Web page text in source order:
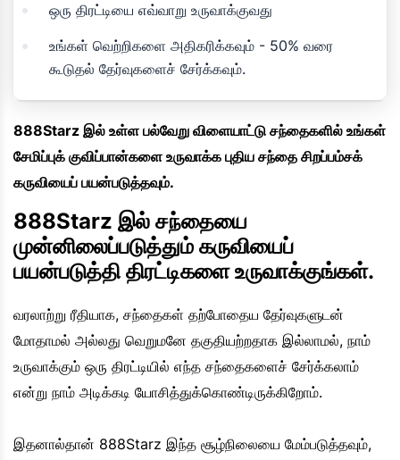
ஒரு திரட்டியை எவ்வாறு உருவாக்குவது
உங்கள் வெற்றிகளை அதிகரிக்கவும் - 50% வரை
கூடுதல் தேர்வுகளைச் சேர்க்கவும்.
888Starz இல் உள்ள பல்வேறு விளையாட்டு சந்தைகளில் உங்கள்
சேமிப்புக் குவிப்பான்களை உருவாக்க புதிய சந்தை சிறப்பம்சக்
கருவியைப் பயன்படுத்தவும்.
888Starz இல் சந்தையை
முன்னிலைப்படுத்தும் கருவியைப்
பயன்படுத்தி திரட்டிகளை உருவாக்குங்கள்.
வரலாற்று ரீதியாக, சந்தைகள் தற்போதைய தேர்வுகளுடன்
மோதாமல் அல்லது வெறுமனே தகுதியற்றதாக இல்லாமல், நாம்
உருவாக்கும் ஒரு திரட்டியில் எந்த சந்தைகளைச் சேர்க்கலாம்
என்று நாம் அடிக்கடி யோசித்துக்கொண்டிருக்கிறோம்.
இதனால்தான் 888Starz இந்த சூழ்நிலையை மேம்படுத்தவும்,